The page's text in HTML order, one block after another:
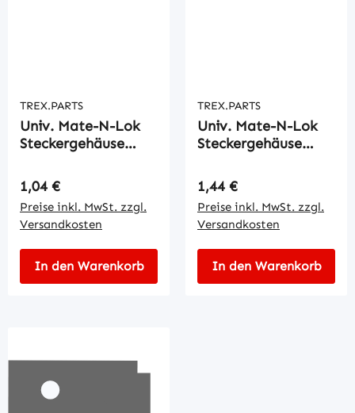
TREX.PARTS
Univ. Mate-N-Lok
Steckergehäuse
Regulärer Preis:
1,04 €
Preise inkl. MwSt. zzgl.
Versandkosten
In den Warenkorb
TREX.PARTS
Univ. Mate-N-Lok
Steckergehäuse
Regulärer Preis:
1,44 €
Preise inkl. MwSt. zzgl.
Versandkosten
In den Warenkorb